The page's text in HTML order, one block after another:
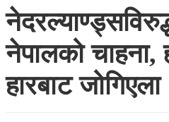
नेपालको चाहना,
हारबाट जोगिएला